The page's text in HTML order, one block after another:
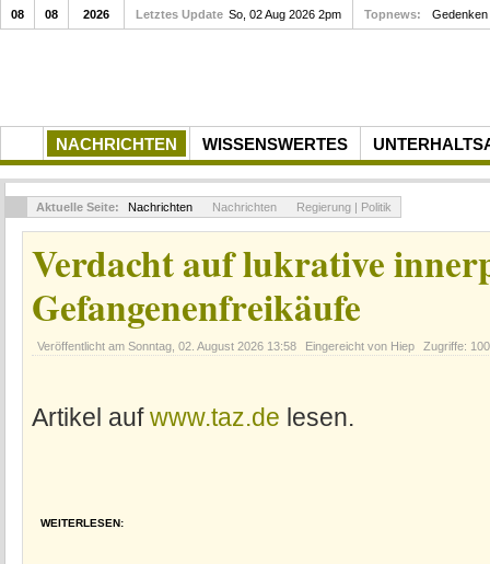
NACHRICHTEN WISSENSWERTES
08 08 2026 Letztes Update So, 02 Aug 2026 2pm Topnews: Gedenken
Aktuelle Seite: Nachrichten Nachrichten Regierung | Politik
Verdacht auf lukrative
Gefangenenfreikäufe
Veröffentlicht am Sonntag, 02. August 2026 13:58 Eingereicht von Hiep Zugriffe: 100
Artikel aufwww.taz.de lesen.
WEITERLESEN: